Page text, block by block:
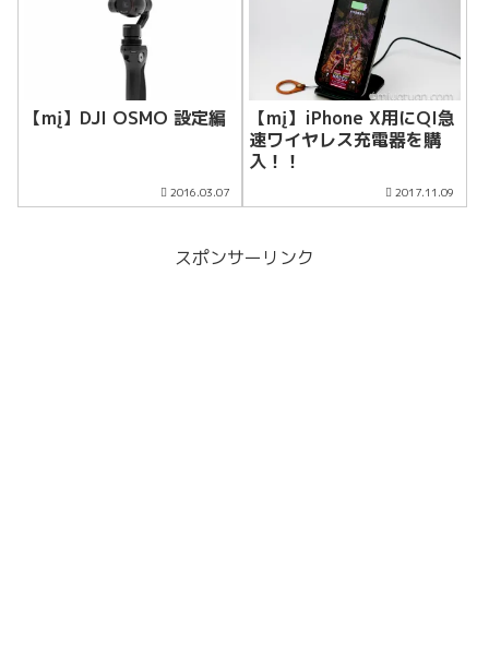
【mį】DJI OSMO 設定編
2016.03.07
【mį】iPhone X用にQI急
速ワイヤレス充電器を購
入！！
2017.11.09
スポンサーリンク